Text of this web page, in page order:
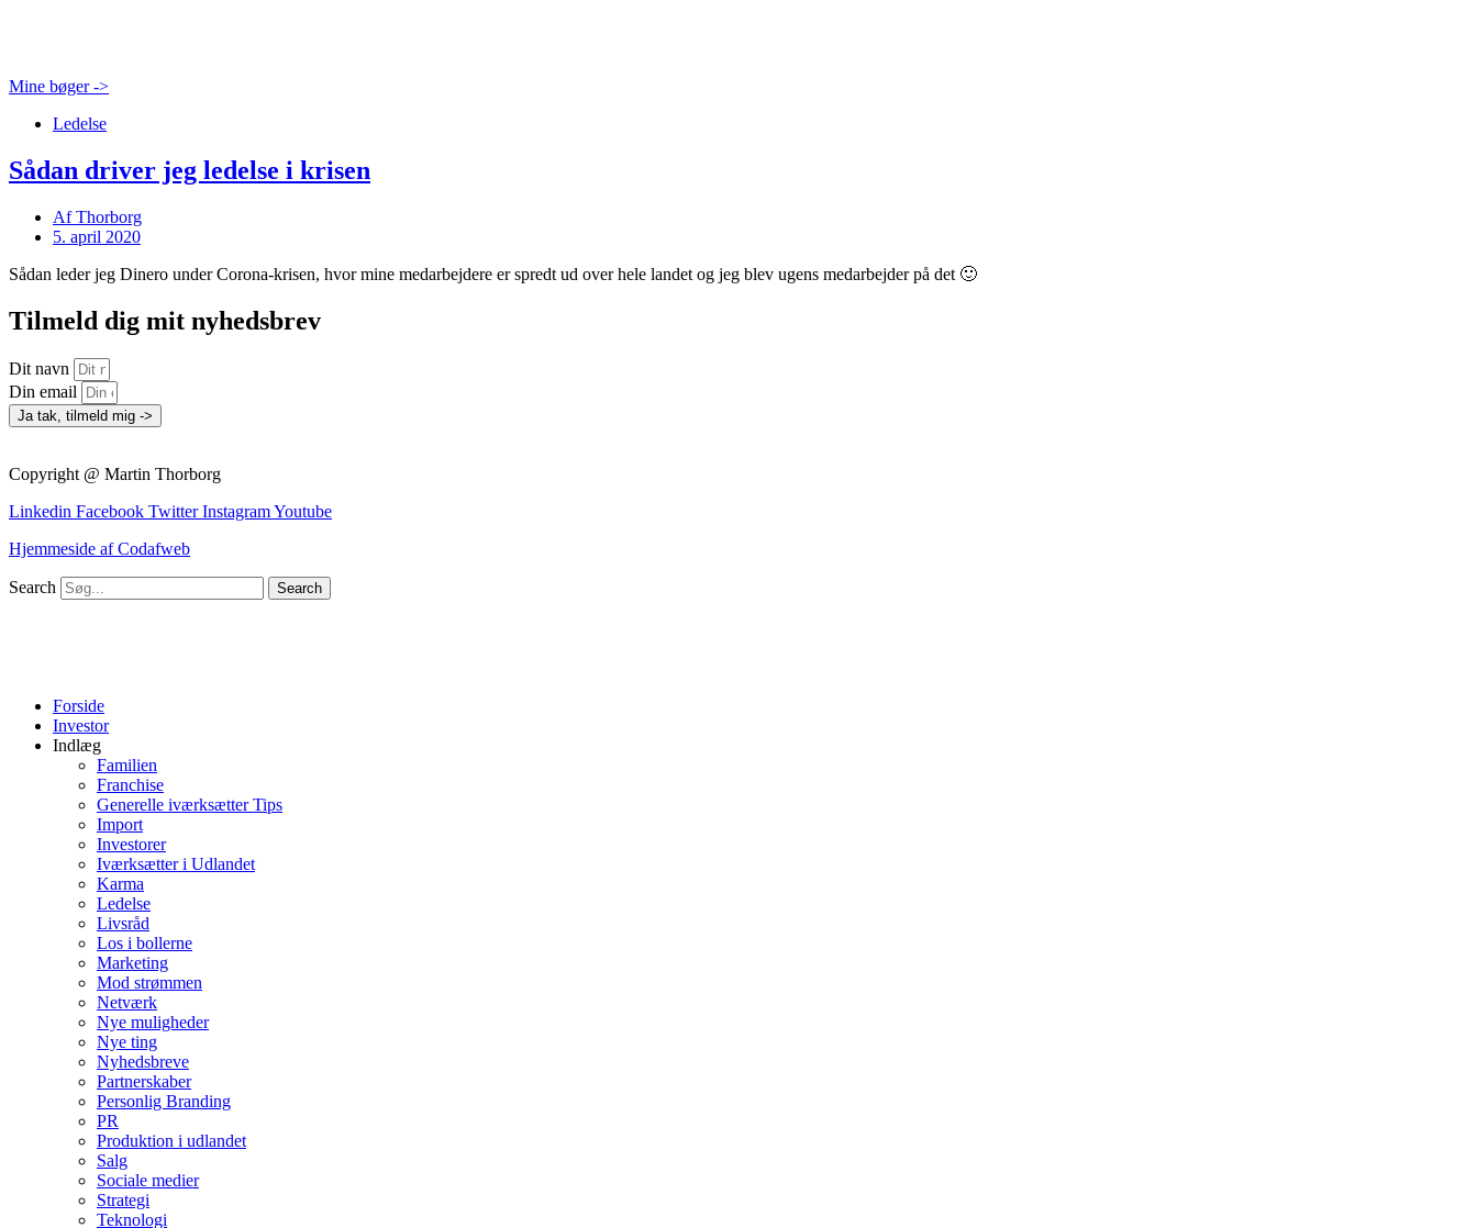
Mine bøger ->
Ledelse
Sådan driver jeg ledelse i krisen
AfThorborg
5. april 2020
Sådan leder jeg Dinero under Corona-krisen, hvor mine medarbejdere er spredt ud over hele landet og jeg blev ugens medarbejder på det 🙂
Tilmeld dig mit nyhedsbrev
Dit navn
Din email
Ja tak, tilmeld mig ->
Copyright @ Martin Thorborg
Linkedin Facebook Twitter InstagramYoutube
Hjemmeside af Codafweb
Search Search
Forside
Investor
Indlæg
Familien
Franchise
Generelle iværksætter Tips
Import
Investorer
Iværksætter i Udlandet
Karma
Ledelse
Livsråd
Los i bollerne
Marketing
Mod strømmen
Netværk
Nye muligheder
Nye ting
Nyhedsbreve
Partnerskaber
Personlig Branding
PR
Produktion i udlandet
Salg
Sociale medier
Strategi
Teknologi